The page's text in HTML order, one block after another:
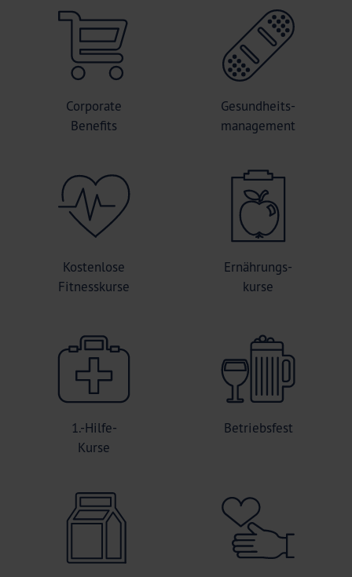
Corporate
Benefits
Gesundheits-
management
Kostenlose
Fitnesskurse
Ernährungs-
kurse
1.-Hilfe-
Kurse
Betriebsfest